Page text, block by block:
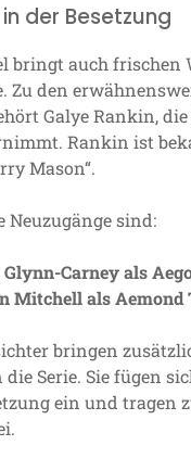
der Besetzung
bringt auch frischen
Zu den
Galye Rankin,
Rankin ist
Mason“.
Neuzugänge sind:
Glynn-Carney als
Mitchell als Aemond
bringen
Serie. Sie fügen
ein und tragen